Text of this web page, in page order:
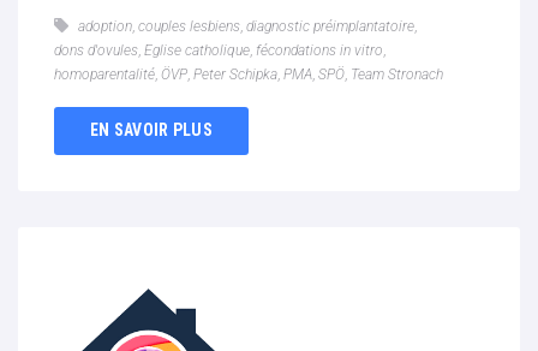
adoption, couples lesbiens, diagnostic préimplantatoire,
dons d'ovules, Eglise catholique, fécondations in vitro,
homoparentalité, ÖVP, Peter Schipka, PMA, SPÖ, Team Stronach
EN SAVOIR PLUS